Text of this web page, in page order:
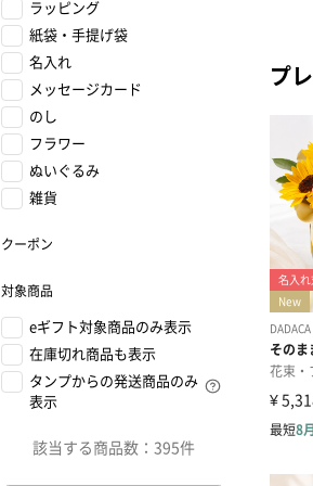
ラッピング
紙袋・手提げ袋
名入れ
メッセージカード
のし
フラワー
ぬいぐるみ
雑貨
クーポン
対象商品
eギフト対象商品のみ表示
在庫切れ商品も表示
タンプからの発送商品のみ
表示
該当する商品数： 395件
プ